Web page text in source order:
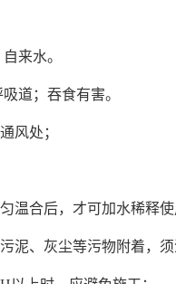
来水。
道；吞食有害。
风处；
温合后，才可加水稀释使
泥、灰尘等污物附着，须